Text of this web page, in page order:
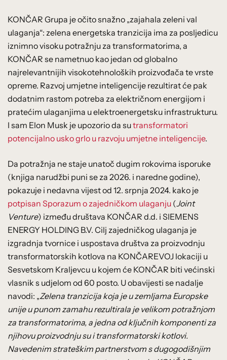
KONČAR Grupa je očito snažno „zajahala zeleni val
ulaganja“: zelena energetska tranzicija ima za posljedicu
iznimno visoku potražnju za transformatorima, a
KONČAR se nametnuo kao jedan od globalno
najrelevantnijih visokotehnoloških proizvođača te vrste
opreme. Razvoj umjetne inteligencije rezultirat će pak
dodatnim rastom potreba za električnom energijom i
pratećim ulaganjima u elektroenergetsku infrastrukturu.
I sam Elon Musk je upozorio da sutransformatori
potencijalno usko grlo u razvoju umjetne inteligencije.
Da potražnja ne staje unatoč dugim rokovima isporuke
(knjiga narudžbi puni se za 2026. i naredne godine),
pokazuje i nedavna vijest od 12. srpnja 2024. kako je
potpisan Sporazum o zajedničkom ulaganju (Joint
Venture) između društava KONČAR d.d. i SIEMENS
ENERGY HOLDING B.V. Cilj zajedničkog ulaganja je
izgradnja tvornice i uspostava društva za proizvodnju
transformatorskih kotlova na KONČAREVOJ lokaciji u
Sesvetskom Kraljevcu u kojem će KONČAR biti većinski
vlasnik s udjelom od 60 posto. U obavijesti se nadalje
navodi: „Zelena tranzicija koja je u zemljama Europske
unije u punom zamahu rezultirala je velikom potražnjom
za transformatorima, a jedna od ključnih komponenti za
njihovu proizvodnju su i transformatorski kotlovi.
Navedenim strateškim partnerstvom s dugogodišnjim